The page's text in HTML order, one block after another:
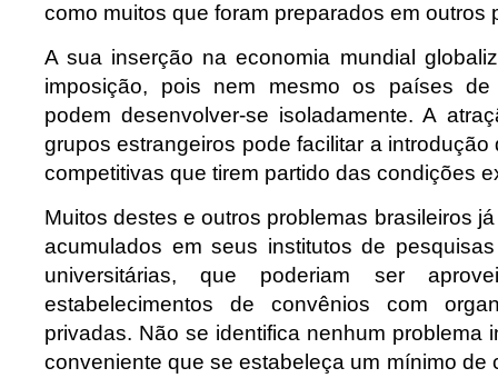
como muitos que foram preparados em outros
A sua inserção na economia mundial
imposição, pois nem mesmo os países de
podem desenvolver-se isoladamente. A
grupos estrangeiros pode facilitar a
competitivas que tirem partido das condições
Muitos destes e outros problemas brasileiros
acumulados em seus institutos de
universitárias, que poderiam ser
estabelecimentos de convênios com
privadas. Não se identifica nenhum problema
conveniente que se estabeleça um mínimo de